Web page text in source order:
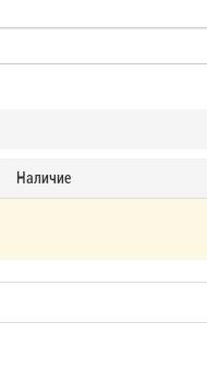
Наличие